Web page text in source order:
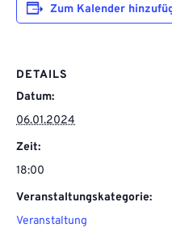
Zum Kalender
DETAILS
Datum:
06.01.2024
Zeit:
18:00
Veranstaltungskategorie:
Veranstaltung